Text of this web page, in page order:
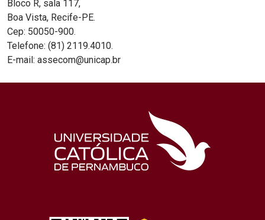
Bloco R, sala 117,
Boa Vista, Recife-PE.
Cep: 50050-900.
Telefone: (81) 2119.4010.
E-mail: assecom@unicap.br